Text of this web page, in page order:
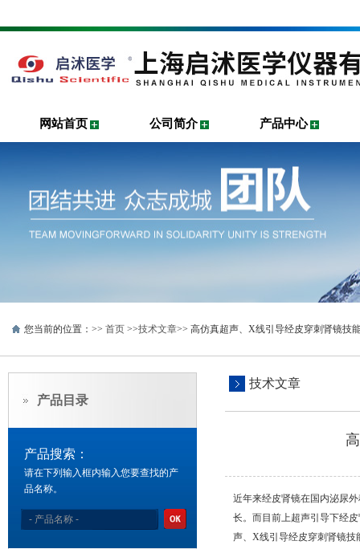
网站首页 公司简介 产品中心
您当前的位置：>> 首页 >>技术文章>> 高仿真超声、X线引导经皮穿刺肾镜技
产品目录
产品搜索：
请在下列输入框内输入您要查找的产
品名称。
技术文章
近年来经皮肾镜在国内泌尿
长。而目前上超声引导下经
声、X线引导经皮穿刺肾镜